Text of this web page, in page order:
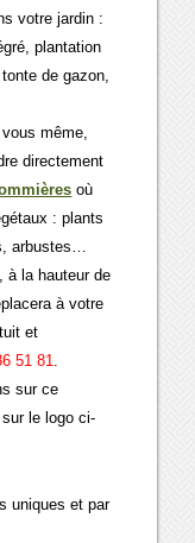
votre jardin :
plantation
de gazon,
même,
directement
où
: plants
arbustes…
à la hauteur de
à votre
et
51 81.
sur ce
le logo ci-
uniques et par